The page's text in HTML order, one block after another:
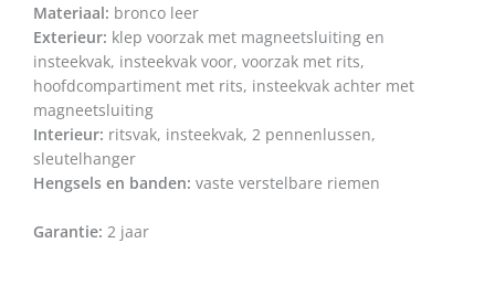
Materiaal: bronco leer
Exterieur: klep voorzak met magneetsluiting en
insteekvak, insteekvak voor, voorzak met rits,
hoofdcompartiment met rits, insteekvak achter met
magneetsluiting
Interieur: ritsvak, insteekvak, 2 pennenlussen,
sleutelhanger
Hengsels en banden: vaste verstelbare riemen
Garantie: 2 jaar